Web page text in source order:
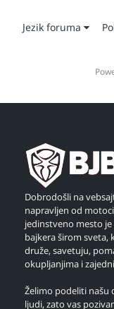
Jezik foruma
Dobrodošli na
napravljen od
jedinstveno mesto
bajkera širom sveta,
druže, savetuju,
okupljanjima i
Želimo podeliti našu
ljudi, zato vas